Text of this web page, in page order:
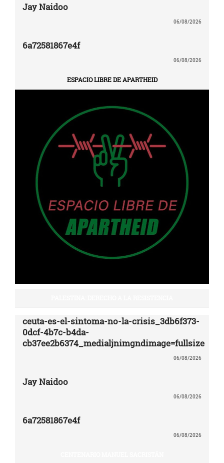
Jay Naidoo
06/08/2026
6a72581867e4f
06/08/2026
ESPACIO LIBRE DE APARTHEID
ceuta-es-el-sintoma-no-la-crisis_3db6f373-
0dcf-4b7c-b4da-
cb37ee2b6374_medialjnimgndimage=fullsize
06/08/2026
Jay Naidoo
06/08/2026
6a72581867e4f
06/08/2026